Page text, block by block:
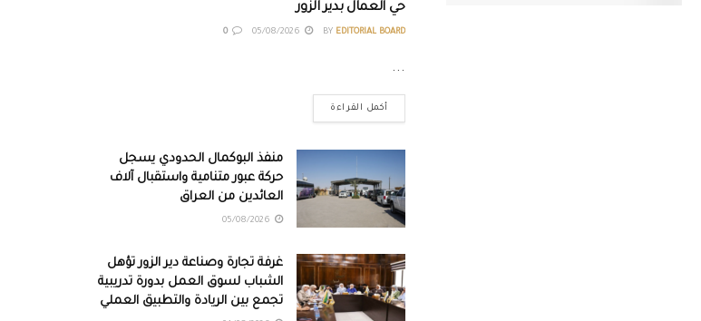
حي العمال بدير الزور
BY EDITORIAL BOARD
0
...
أكمل القراءة
منفذ البوكمال الحدودي يسجل
حركة عبور متنامية واستقبال آلاف
العائدين من العراق
غرفة تجارة وصناعة دير الزور تؤهل
الشباب لسوق العمل بدورة تدريبية
تجمع بين الريادة والتطبيق العملي